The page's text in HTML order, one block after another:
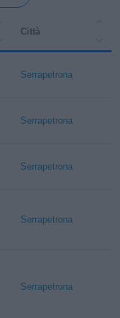
Città
Serrapetrona
Serrapetrona
Serrapetrona
Serrapetrona
Serrapetrona